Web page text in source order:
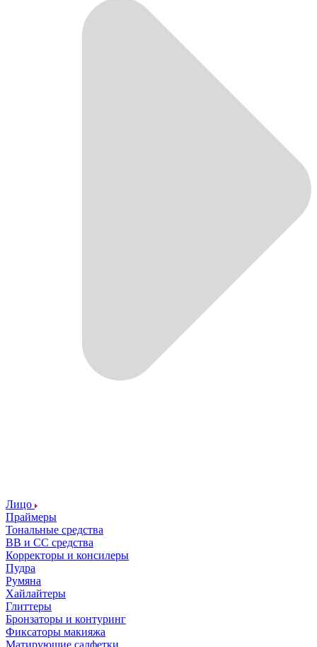
Лицо
Праймеры
Тональные средства
ВВ и СС средства
Корректоры и консилеры
Пудра
Румяна
Хайлайтеры
Глиттеры
Бронзаторы и контуринг
Фиксаторы макияжа